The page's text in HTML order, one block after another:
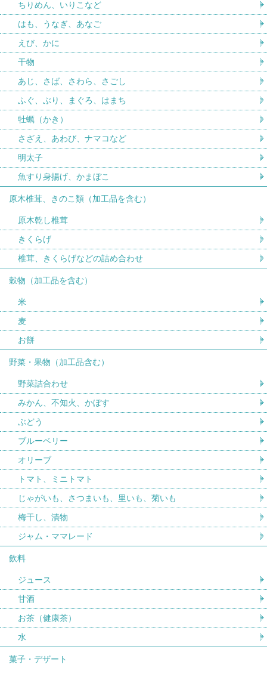
ちりめん、いりこなど
はも、うなぎ、あなご
えび、かに
干物
あじ、さば、さわら、さごし
ふぐ、ぶり、まぐろ、はまち
牡蠣（かき）
さざえ、あわび、ナマコなど
明太子
魚すり身揚げ、かまぼこ
原木椎茸、きのこ類（加工品を含む）
原木乾し椎茸
きくらげ
椎茸、きくらげなどの詰め合わせ
穀物（加工品を含む）
米
麦
お餅
野菜・果物（加工品含む）
野菜詰合わせ
みかん、不知火、かぼす
ぶどう
ブルーベリー
オリーブ
トマト、ミニトマト
じゃがいも、さつまいも、里いも、菊いも
梅干し、漬物
ジャム・ママレード
飲料
ジュース
甘酒
お茶（健康茶）
水
菓子・デザート